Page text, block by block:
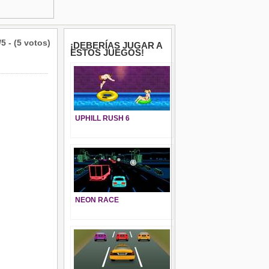
5 - (5 votos) ¡DEBERÍAS JUGAR A
ESTOS JUEGOS!
UPHILL RUSH 6
NEON RACE